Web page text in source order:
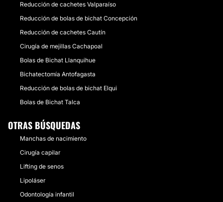
Reducción de cachetes Valparaíso
Reducción de bolas de bichat Concepción
Reducción de cachetes Cautín
Cirugía de mejillas Cachapoal
Bolas de Bichat Llanquihue
Bichatectomía Antofagasta
Reducción de bolas de bichat Elqui
Bolas de Bichat Talca
OTRAS BÚSQUEDAS
Manchas de nacimiento
Cirugía capilar
Lifting de senos
Lipoláser
Odontología infantil